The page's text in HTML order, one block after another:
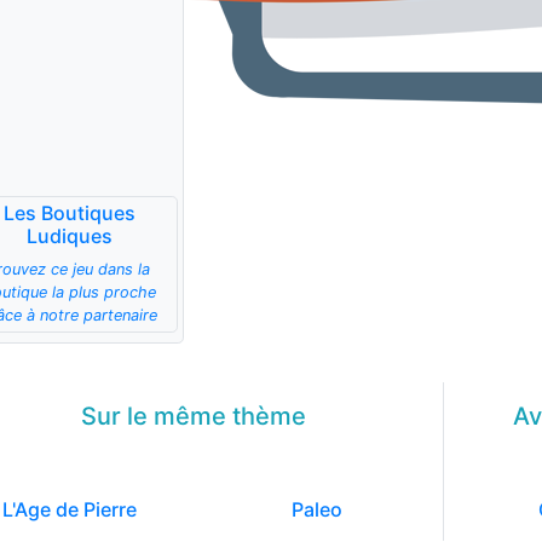
Les Boutiques
Ludiques
ce jeu dans la
la plus proche
à notre partenaire
Sur le même thème
L'Age de Pierre Paleo